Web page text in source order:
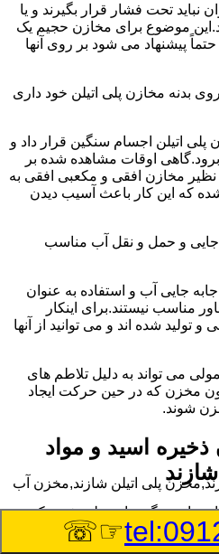
نباید تحت فشار قرار بگیرند و یا
موضوع برای مخازن حجیم یک
پیشنهاد می شود بر روی آنها
بدنه مخازن پلی اتیلن خود داری
پلی اتیلن اجسام سنگین قرار داد و
اوقات مشاهده شده بر
مخازن افقی و مکعبی افقی به
شده که این کار باعث آسیب دیدن
جایی و حمل و نقل آب مناسب
جایی آب و استفاده به عنوان
مناسب نیستند.برای اینکار
تولید شده اند و می توانید از آنها
می تواند به دلیل تلاطم های
مخزن که در حین حرکت ایجاد
شوند.
اسید و مواد
باید به گونه ای تولید شوند که
و خورندگی انواع اسیدها مقاومت
نمی توان در هر مخزنی اسید و مواد
پلی اتیلن شازند,مخزن آب
☞☏